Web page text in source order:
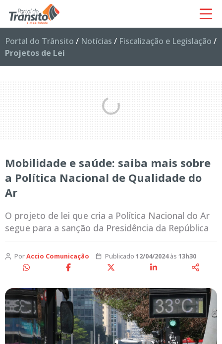
Portal do Trânsito / Notícias / Fiscalização e Legislação /
Projetos de Lei
Mobilidade e saúde: saiba mais sobre
a Política Nacional de Qualidade do
Ar
O projeto de lei que cria a Política Nacional do Ar
segue para a sanção da Presidência da República
PorAccio Comunicação Publicado 12/04/2024às 13h30